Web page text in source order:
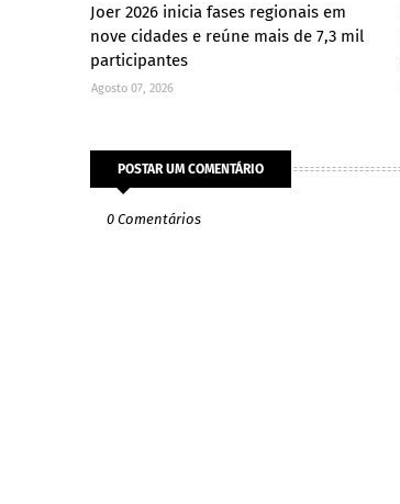
Joer 2026 inicia fases regionais em
nove cidades e reúne mais de 7,3 mil
participantes
Agosto 07, 2026
POSTAR UM COMENTÁRIO
0 Comentários